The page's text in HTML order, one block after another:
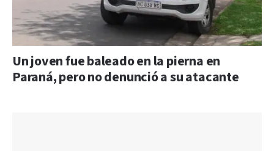
Un joven fue baleado en la pierna en
Paraná, pero no denunció a su atacante